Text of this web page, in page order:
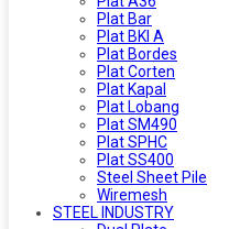
Plat Bar
Plat BKI A
Plat Bordes
Plat Corten
Plat Kapal
Plat Lobang
Plat SM490
Plat SPHC
Plat SS400
Steel Sheet Pile
Wiremesh
STEEL INDUSTRY